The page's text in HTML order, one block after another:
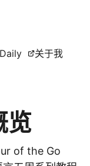
关于我
览
of the Go